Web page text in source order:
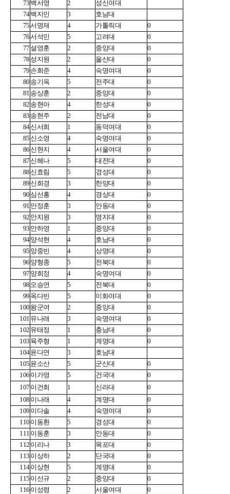
73 백서영 2
성신여대
74백지민 3
호남대
75서명재 4 가톨릭대
0
76서석민 5 고려대
0
77설영훈 2 중앙대
0
78 성지원 2 울산대
0
79 손희준 4 숙명여대
0
80 송기옥 5 전주대
0
81 송상훈 2 중앙대
0
82 송현아 4 한성대
0
83 송현주 2 전남대
0
84신서희 1 동덕여대
0
85신소영 4 숙명여대
0
86신현지 4 서울여대
0
87신혜나 5 대전대
0
88신효림 5 경성대
0
89신희경 3 한양대
0
90 심선홍 4 경상대
0
91 안정훈 3 안동대
0
92 안치원 3 명지대
0
93 안하영 1 중앙대
0
94양석현 4 호남대
0
95 양중빈 4 상명대
0
96 양형종 5 전북대
0
97 양희정 4 숙명여대
0
98 오승연 5 전북대
0
99 옥다빈 5 이화여대
0
100 왕군여 2 중앙대
0
101 유나래 3 숙명여대
0
102 유태정 1 충남대
0
103 육주형 1 계명대
0
104윤다연 3
호남대
105 윤소산 5 군산대
0
106 이가영 5 건국대
0
107 이건희 1 신라대
0
108 이나래 4 계명대
0
109 이다솔 4 숙명여대
0
110 이동환 5 경성대
0
111 이동훈 3 안동대
0
112 이리나 3 목포대
0
113 이상하 2 단국대
0
114이상현 5 계명대
0
115 이선규 2 중앙대
0
116 이성령 2 서울여대
0